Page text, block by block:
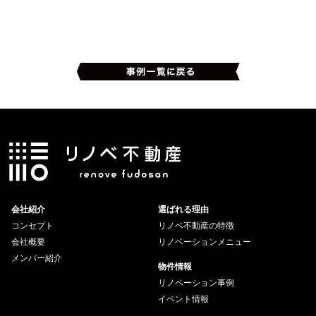
会社紹介
コンセプト
会社概要
メンバー紹介
選ばれる理由
リノベ不動産の特徴
リノベーションメニュー
物件情報
リノベーション事例
イベント情報